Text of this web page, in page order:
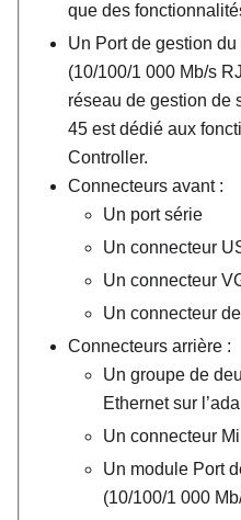
que des
Un Port de gestion
(10/100/1 000 Mb/s
réseau de gestion de
45 est dédié aux
Controller.
Connecteurs avant :
Un port série
Un connecteur
Un connecteur
Un connecteur
Connecteurs arrière :
Un groupe de
Ethernet sur
Un connecteur
Un module Port
(10/100/1 000